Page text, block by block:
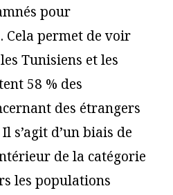
pour
. Cela permet de voir
Tunisiens et les
58 % des
des étrangers
s’agit d’un biais de
de la catégorie
les populations